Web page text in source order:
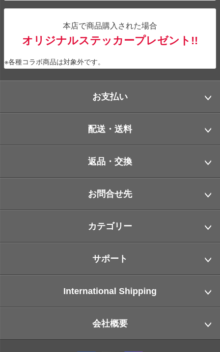
本店で商品購入された場合
オリジナルステッカープレゼント!!
※各種コラボ商品は対象外です。
お支払い
配送・送料
返品・交換
お問合せ先
カテゴリー
サポート
International Shipping
会社概要